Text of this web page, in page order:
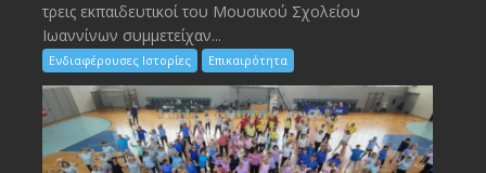
τρεις εκπαιδευτικοί του Μουσικού Σχολείου
Ιωαννίνων συμμετείχαν...
Ενδιαφέρουσες Ιστορίες Επικαιρότητα